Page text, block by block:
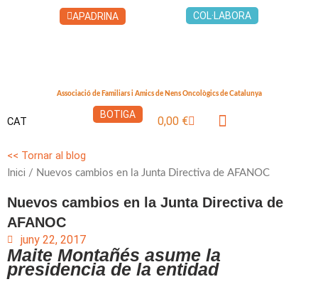
APADRINA COL·LABORA
Associació de Familiars i Amics de Nens Oncològics de Catalunya
CAT
BOTIGA 0,00 €Cistella
<< Tornar al blog
Inici / Nuevos cambios en la Junta Directiva de AFANOC
Nuevos cambios en la Junta Directiva de
AFANOC
juny 22, 2017
Maite Montañés asume la
presidencia de la entidad